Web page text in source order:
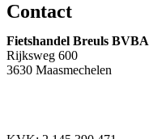
Contact
Fietshandel Breuls BVBA
Rijksweg 600
3630 Maasmechelen